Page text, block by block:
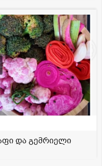
და გემრიელი